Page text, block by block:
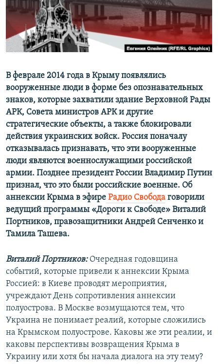
ELIFBE
УКРАИНСКАЯ ПРОБЛЕМА КРЫМА
Все сайты RFE/RL
В феврале 2014 года в Крыму появлялись
вооруженные люди в форме без опознавательных
знаков, которые захватили здание Верховной Рады
АРК, Совета министров АРК и другие
стратегические объекты, а также блокировали
действия украинских войск. Россия поначалу
отказывалась признавать, что эти вооруженные
люди являются военнослужащими российской
армии. Позднее президент России Владимир Путин
признал, что это были российские военные. Об
аннексии Крыма в эфире Радио Свобода говорили
ведущий программы «Дороги к Свободе» Виталий
Портников, правозащитники Андрей Сенченко и
Тамила Ташева.
Виталий Портников: Очередная годовщина
событий, которые привели к аннексии Крыма
Россией: в Киеве проводят мероприятия,
учреждают День сопротивления аннексии
полуострова. В Москве возмущаются тем, что
Украина не понимает реалий, которые сложились
на Крымском полуострове. Каковы же эти реалии, и
каковы перспективы возвращения Крыма в
Украину или хотя бы начала диалога на эту тему?